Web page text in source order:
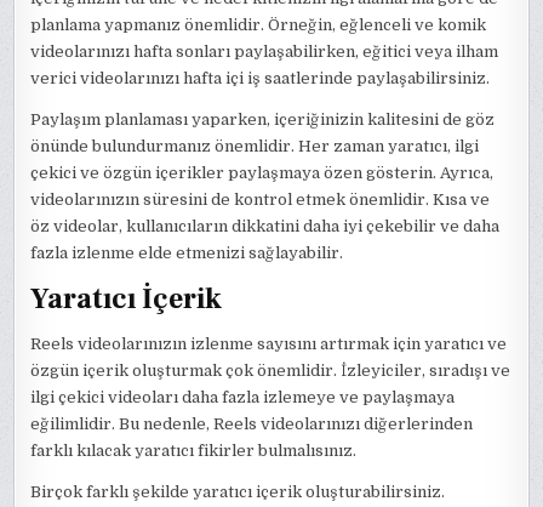
planlama yapmanız önemlidir. Örneğin, eğlenceli ve komik
videolarınızı hafta sonları paylaşabilirken, eğitici veya ilham
verici videolarınızı hafta içi iş saatlerinde paylaşabilirsiniz.
Paylaşım planlaması yaparken, içeriğinizin kalitesini de göz
önünde bulundurmanız önemlidir. Her zaman yaratıcı, ilgi
çekici ve özgün içerikler paylaşmaya özen gösterin. Ayrıca,
videolarınızın süresini de kontrol etmek önemlidir. Kısa ve
öz videolar, kullanıcıların dikkatini daha iyi çekebilir ve daha
fazla izlenme elde etmenizi sağlayabilir.
Yaratıcı İçerik
Reels videolarınızın izlenme sayısını artırmak için yaratıcı ve
özgün içerik oluşturmak çok önemlidir. İzleyiciler, sıradışı ve
ilgi çekici videoları daha fazla izlemeye ve paylaşmaya
eğilimlidir. Bu nedenle, Reels videolarınızı diğerlerinden
farklı kılacak yaratıcı fikirler bulmalısınız.
Birçok farklı şekilde yaratıcı içerik oluşturabilirsiniz.